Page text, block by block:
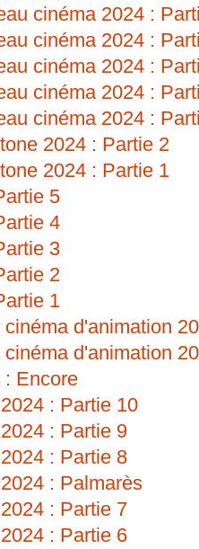
cinéma 2024 :
cinéma 2024 :
cinéma 2024 :
cinéma 2024 :
cinéma 2024 :
2024 : Partie 2
2024 : Partie 1
5
4
3
2
1
d'animation
d'animation
: Encore
: Partie 10
: Partie 9
: Partie 8
: Palmarès
: Partie 7
: Partie 6